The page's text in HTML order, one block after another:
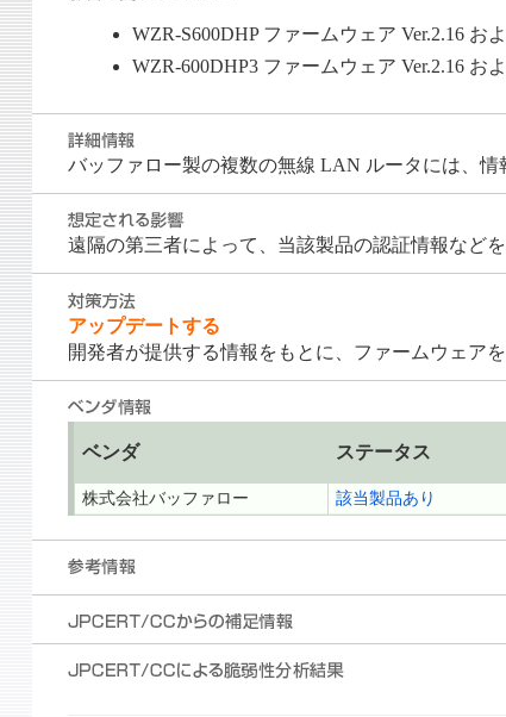
WZR-S600DHP ファームウェア Ver.2.16 お
WZR-600DHP3 ファームウェア Ver.2.16 お
バッファロー製の複数の無線 LAN ルータには、情
遠隔の第三者によって、当該製品の認証情報など
アップデートする
開発者が提供する情報をもとに、ファームウェア
ベンダ ステータス
株式会社バッファロー 該当製品あり